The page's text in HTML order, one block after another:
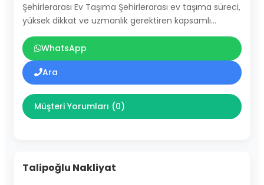
Şehirlerarası Ev Taşıma Şehirlerarası ev taşıma süreci,
yüksek dikkat ve uzmanlık gerektiren kapsamlı…
WhatsApp
Ara
Müşteri Yorumları (0)
Talipoğlu Nakliyat